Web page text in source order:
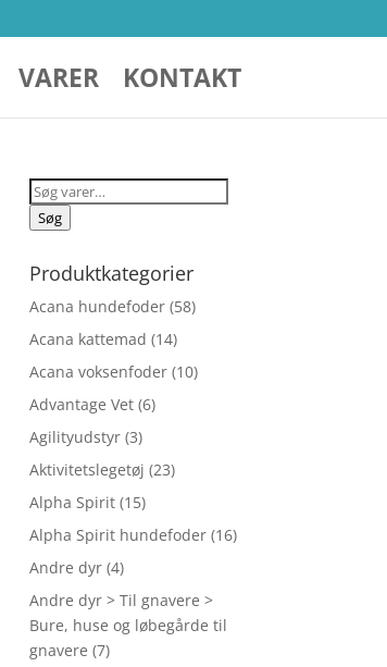
VARER KONTAKT
Søg
efter:
Søg
Produktkategorier
Acana hundefoder (58)
Acana kattemad (14)
Acana voksenfoder (10)
Advantage Vet (6)
Agilityudstyr (3)
Aktivitetslegetøj (23)
Alpha Spirit (15)
Alpha Spirit hundefoder (16)
Andre dyr (4)
Andre dyr > Til gnavere >
Bure, huse og løbegårde til
gnavere (7)